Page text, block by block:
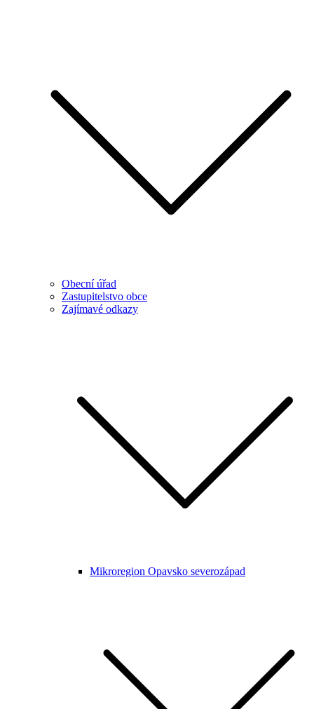
Obecní úřad
Zastupitelstvo obce
Zajímavé odkazy
Mikroregion Opavsko severozápad